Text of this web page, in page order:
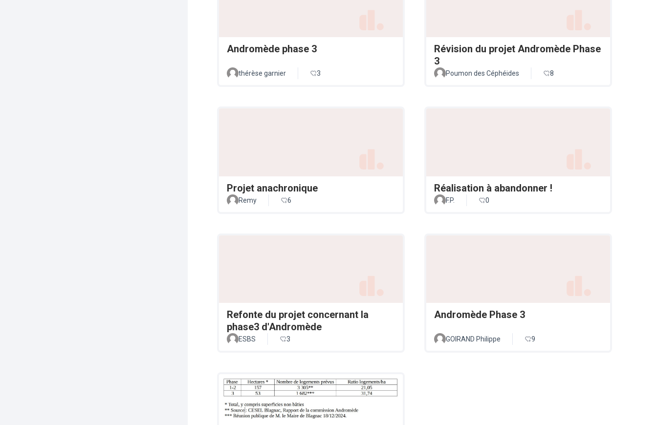
Andromède phase 3
thérèse garnier 3
Révision du projet Andromède Phase
3
Poumon des Céphéides 8
Projet anachronique
Remy 6
Réalisation à abandonner !
F.P. 0
Refonte du projet concernant la
phase3 d'Andromède
ESBS 3
Andromède Phase 3
GOIRAND Philippe 9